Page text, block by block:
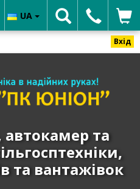
Вхід
та
та вантажівок
UA